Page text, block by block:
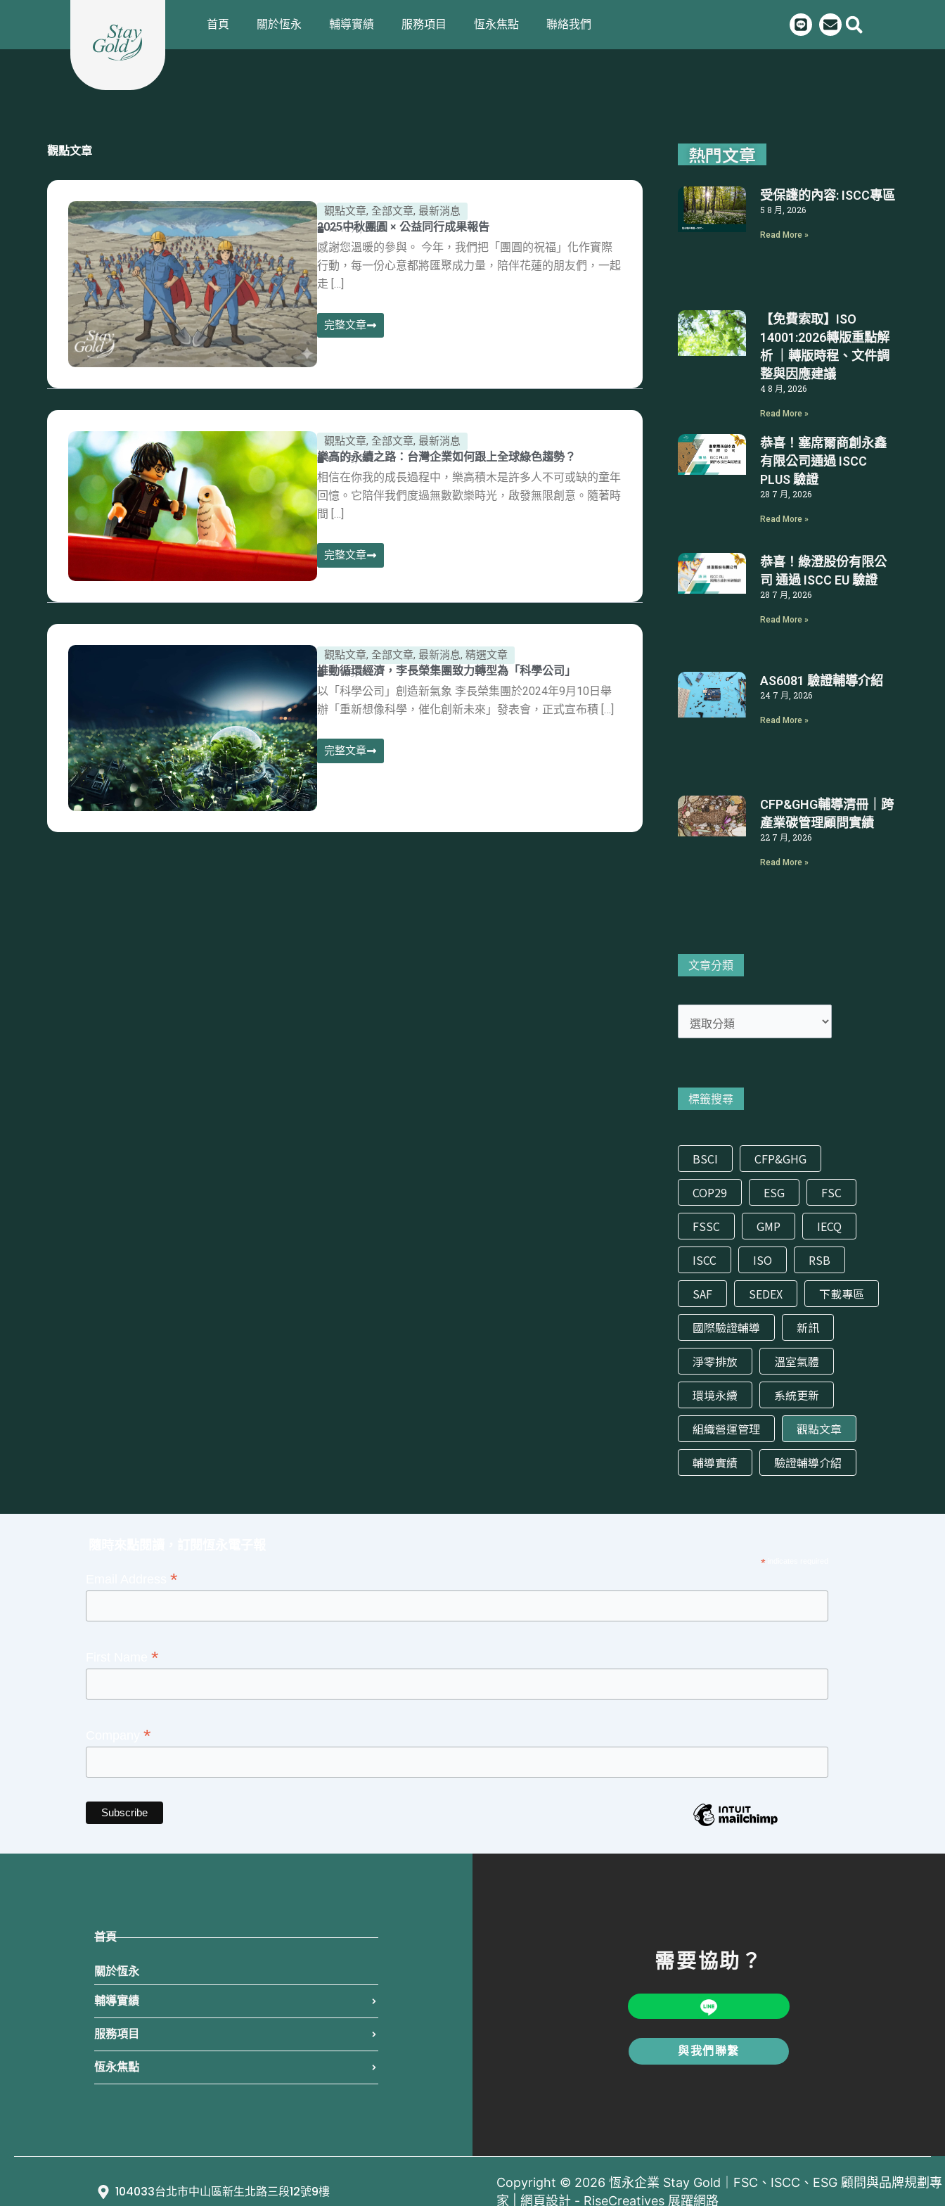
首頁 關於恆永 輔導實績 服務項目 恆永焦點 聯絡我們
L
i
n
E
n
v
觀點文章
觀點文章,全部文章, 最新消息
2025中秋團圓 × 公益同行成果報告
15 10 月, 2025
感謝您溫暖的參與。 今年，我們把「團圓的祝福」化作實際
行動，每一份心意都將匯聚成力量，陪伴花蓮的朋友們，一起
走 […]
完整文章
觀點文章,全部文章, 最新消息
樂高的永續之路：台灣企業如何跟上全球綠色趨勢？
6 12 月, 2024
相信在你我的成長過程中，樂高積木是許多人不可或缺的童年
回憶。它陪伴我們度過無數歡樂時光，啟發無限創意。隨著時
間 […]
完整文章
觀點文章,全部文章, 最新消息,精選文章
推動循環經濟，李長榮集團致力轉型為「科學公司」
13 9 月, 2024
以「科學公司」創造新氣象 李長榮集團於2024年9月10日舉
辦「重新想像科學，催化創新未來」發表會，正式宣布積 […]
完整文章
熱門文章
受保護的內容: ISCC專區
5 8 月, 2026
Read More »
【免費索取】ISO
14001:2026轉版重點解
析 ｜轉版時程、文件調
整與因應建議
4 8 月, 2026
Read More »
恭喜！塞席爾商創永鑫
有限公司通過 ISCC
PLUS 驗證
28 7 月, 2026
Read More »
恭喜！綠澄股份有限公
司 通過 ISCC EU 驗證
28 7 月, 2026
Read More »
AS6081 驗證輔導介紹
24 7 月, 2026
Read More »
CFP&GHG輔導清冊｜跨
產業碳管理顧問實績
22 7 月, 2026
Read More »
文章分類
標籤搜尋
BSCI
CFP&GHG
COP29
ESG
FSC
FSSC
GMP
IECQ
ISCC
ISO
RSB
SAF
SEDEX
下載專區
國際驗證輔導
新訊
淨零排放
溫室氣體
環境永續
系統更新
組織營運管理
觀點文章
輔導實績
驗證輔導介紹
*
*
*
*
首頁
關於恆永
輔導實績
服務項目
恆永焦點
需要協助？
與我們聯繫
104033台北市中山區新生北路三段12號9樓
Copyright © 2026 恆永企業 Stay Gold｜FSC、ISCC、ESG 顧問與品牌規劃專
家 | 網頁設計 - RiseCreatives 展躍網路